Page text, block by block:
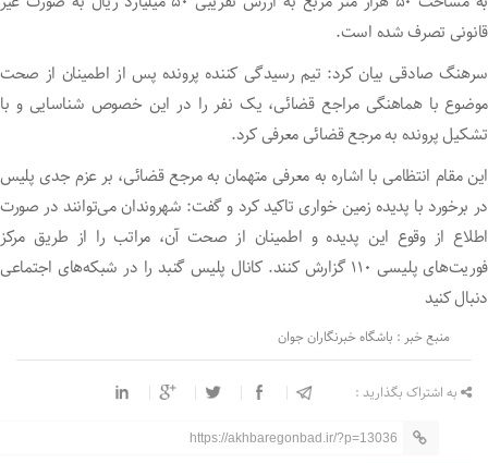
قانونی تصرف شده است.
سرهنگ صادقی بیان کرد: تیم رسیدگی کننده پرونده پس از اطمینان از صحت
موضوع با هماهنگی مراجع قضائی، یک نفر را در این خصوص شناسایی و با
تشکیل پرونده به مرجع قضائی معرفی کرد.
این مقام انتظامی با اشاره به معرفی متهمان به مرجع قضائی، بر عزم جدی پلیس
در برخورد با پدیده زمین خواری تاکید کرد و گفت: شهروندان می‌توانند در صورت
اطلاع از وقوع این پدیده و اطمینان از صحت آن، مراتب را از طریق مرکز
فوریت‌های پلیسی ۱۱۰ گزارش کنند. کانال پلیس گنبد را در شبکه‌های اجتماعی
دنبال کنید
منبع خبر : باشگاه خبرنگاران جوان
به اشتراک بگذارید :
https://akhbaregonbad.ir/?p=13036